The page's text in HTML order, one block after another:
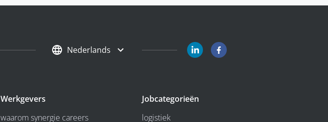
Nederlands
Werkgevers
waarom synergie careers
Jobcategorieën
logistiek